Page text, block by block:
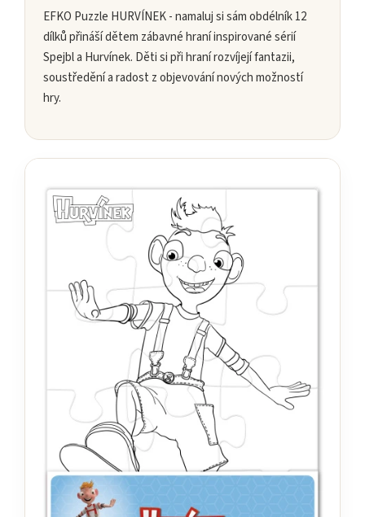
EFKO Puzzle HURVÍNEK - namaluj si sám obdélník 12
dílků přináší dětem zábavné hraní inspirované sérií
Spejbl a Hurvínek. Děti si při hraní rozvíjejí fantazii,
soustředění a radost z objevování nových možností
hry.